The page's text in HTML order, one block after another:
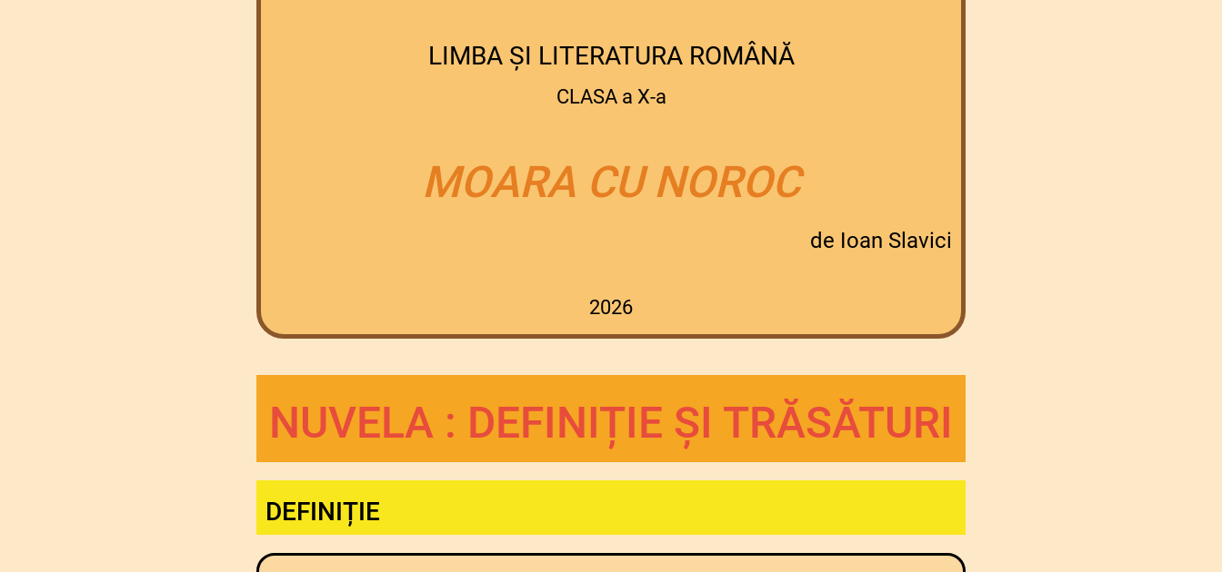
LIMBA ȘI LITERATURA ROMÂNĂ
CLASA a X-a
MOARA CU NOROC
de Ioan Slavici
2026
NUVELA : DEFINIȚIE ȘI TRĂSĂTURI
DEFINIȚIE